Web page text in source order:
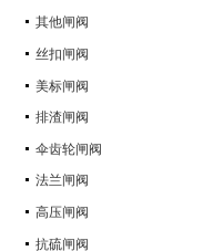
其他闸阀
丝扣闸阀
美标闸阀
排渣闸阀
伞齿轮闸阀
法兰闸阀
高压闸阀
抗硫闸阀